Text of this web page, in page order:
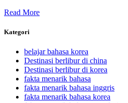
Read More
Kategori
belajar bahasa korea
Destinasi berlibur di china
Destinasi berlibur di korea
fakta menarik bahasa
fakta menarik bahasa inggris
fakta menarik bahasa korea